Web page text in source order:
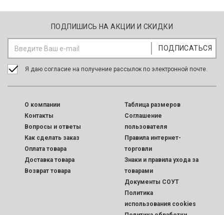
ПОДПИШИСЬ НА АКЦИИ И СКИДКИ
Я даю согласие на получение рассылок по электронной почте.
O компании
Контакты
Вопросы и ответы
Как сделать заказ
Оплата товара
Доставка товара
Возврат товара
Таблица размеров
Соглашение
пользователя
Правила интернет-
торговли
Знаки и правила ухода за
товарами
Документы СОУТ
Политика
использования cookies